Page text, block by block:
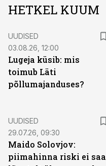
HETKEL KUUM
UUDISED
03.08.26, 12:00
Lugeja küsib: mis
toimub Läti
põllumajanduses?
UUDISED
29.07.26, 09:30
Maido Solovjov:
piimahinna riski ei saa